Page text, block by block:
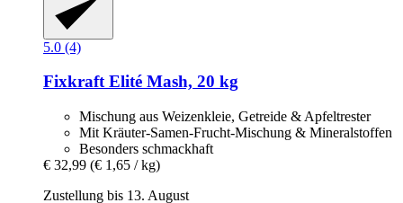
5.0 (4)
Fixkraft Elité Mash, 20 kg
Mischung aus Weizenkleie, Getreide & Apfeltrester
Mit Kräuter-Samen-Frucht-Mischung & Mineralstoffen
Besonders schmackhaft
€ 32,99 (€ 1,65 / kg)
Zustellung bis 13. August